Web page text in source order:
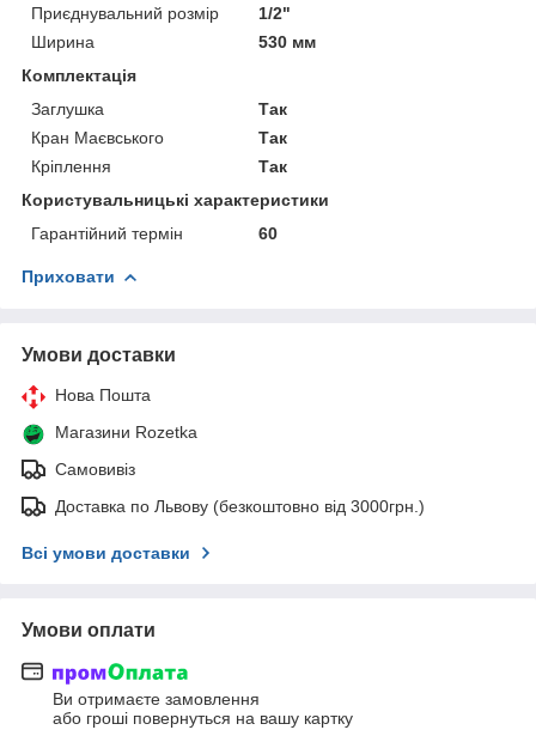
Приєднувальний розмір
1/2"
Ширина
530 мм
Комплектація
Заглушка
Так
Кран Маєвського
Так
Кріплення
Так
Користувальницькі характеристики
Гарантійний термін
60
Приховати
Умови доставки
Нова Пошта
Магазини Rozetka
Самовивіз
Доставка по Львову (безкоштовно від 3000грн.)
Всі умови доставки
Умови оплати
Ви отримаєте замовлення
або гроші повернуться на вашу картку